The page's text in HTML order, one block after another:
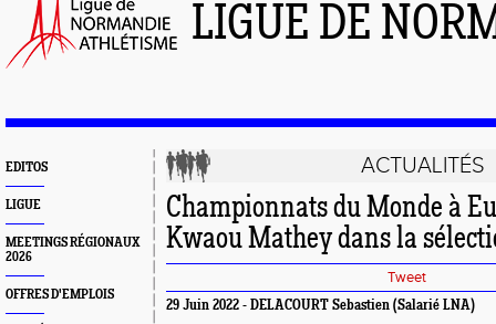
LIGUE DE
EDITOS
LIGUE
MEETINGS RÉGIONAUX
2026
OFFRES D'EMPLOIS
ACTUALITÉS
Championnats du Monde à
Kwaou Mathey dans la
Tweet
29 Juin 2022 - DELACOURT Sebastien (Salarié LNA)